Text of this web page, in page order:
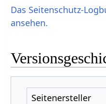
Das Seitenschutz-
ansehen.
Seitenersteller